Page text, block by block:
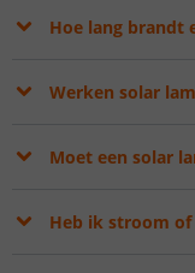
Hoe lang brandt
Werken solar
Moet een solar
Heb ik stroom